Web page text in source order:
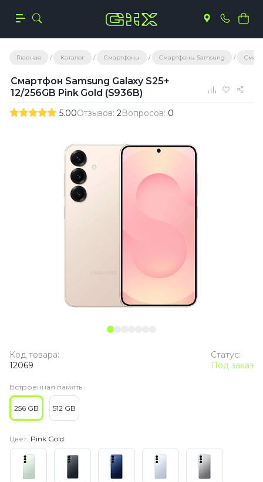
Главная Каталог Смартфоны Смартфоны Samsung
Смартфон Samsung Galaxy S25+
12/256GB Pink Gold (S936B)
5.00Отзывов: 2Вопросов: 0
Статус:
Под заказ
Код товара:
12069
Встроенная память
256 GB 512 GB
Цвет: Pink Gold